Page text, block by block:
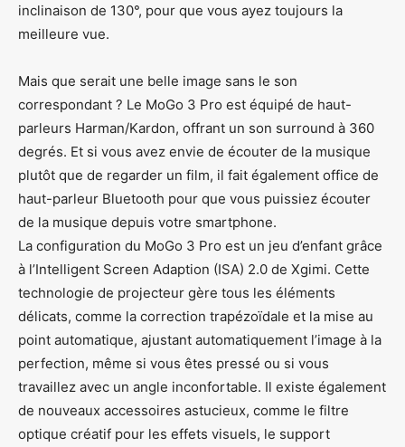
inclinaison de 130°, pour que vous ayez toujours la
meilleure vue.
Mais que serait une belle image sans le son
correspondant ? Le MoGo 3 Pro est équipé de haut-
parleurs Harman/Kardon, offrant un son surround à 360
degrés. Et si vous avez envie de écouter de la musique
plutôt que de regarder un film, il fait également office de
haut-parleur Bluetooth pour que vous puissiez écouter
de la musique depuis votre smartphone.
La configuration du MoGo 3 Pro est un jeu d’enfant grâce
à l’Intelligent Screen Adaption (ISA) 2.0 de Xgimi. Cette
technologie de projecteur gère tous les éléments
délicats, comme la correction trapézoïdale et la mise au
point automatique, ajustant automatiquement l’image à la
perfection, même si vous êtes pressé ou si vous
travaillez avec un angle inconfortable. Il existe également
de nouveaux accessoires astucieux, comme le filtre
optique créatif pour les effets visuels, le support